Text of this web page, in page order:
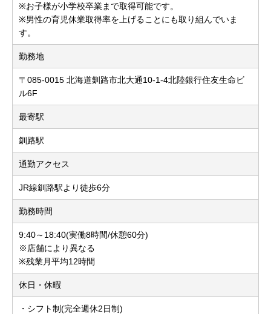
※お子様が小学校卒業まで取得可能です。
※男性の育児休業取得率を上げることにも取り組んでいま
す。
勤務地
〒085-0015 北海道釧路市北大通10-1-4北陸銀行住友生命ビ
ル6F
最寄駅
釧路駅
通勤アクセス
JR線釧路駅より徒歩6分
勤務時間
9:40～18:40(実働8時間/休憩60分)
※店舗により異なる
※残業月平均12時間
休日・休暇
・シフト制(完全週休2日制)